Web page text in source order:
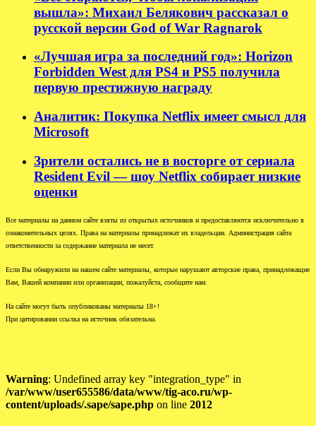
вышла»: Михаил Белякович рассказал о
русской версии God of War Ragnarok
«Лучшая игра за последний год»: Horizon
Forbidden West для PS4 и PS5 получила
первую престижную награду
Аналитик: Покупка Netflix имеет смысл для
Microsoft
Зрители остались не в восторге от сериала
Resident Evil — шоу Netflix собирает низкие
оценки
Все материалы на данном сайте взяты из открытых источников и предоставляются исключительно в
ознакомительных целях. Права на материалы принадлежат их владельцам. Администрация сайта
ответственности за содержание материала не несет.
Если Вы обнаружили на нашем сайте материалы, которые нарушают авторские права, принадлежащие
Вам, Вашей компании или организации, пожалуйста, сообщите нам.
На сайте могут быть опубликованы материалы 18+!
При цитировании ссылка на источник обязательна.
Warning: Undefined array key "integration_type" in
/var/www/user655586/data/www/tig-aco.ru/wp-
content/uploads/.sape/sape.php on line 2012